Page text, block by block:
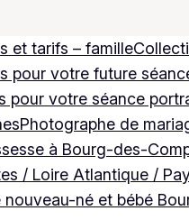
et tarifs – famille
pour votre future
pour votre séance
Photographe de
à Bourg-des-
/ Loire Atlantique /
nouveau-né et bébé